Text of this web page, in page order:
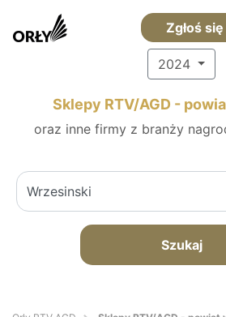
Zgłoś się
2024
Sklepy RTV/AGD -
oraz inne firmy z branży
Szukaj